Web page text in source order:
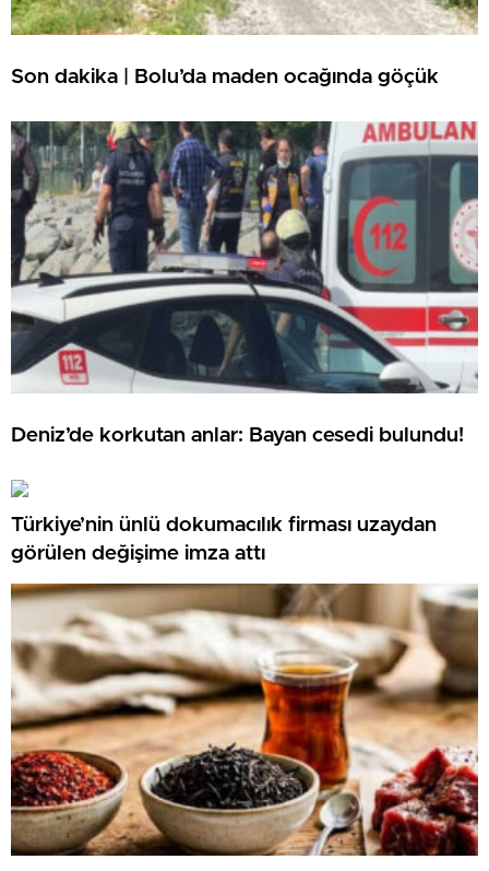
Son dakika | Bolu’da maden ocağında göçük
Deniz’de korkutan anlar: Bayan cesedi bulundu!
Türkiye’nin ünlü dokumacılık firması uzaydan
görülen değişime imza attı